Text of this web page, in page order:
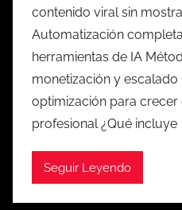
contenido viral sin
Automatización
herramientas de IA
monetización y escalado
optimización para
profesional ¿Qué incluye
Seguir Leyendo